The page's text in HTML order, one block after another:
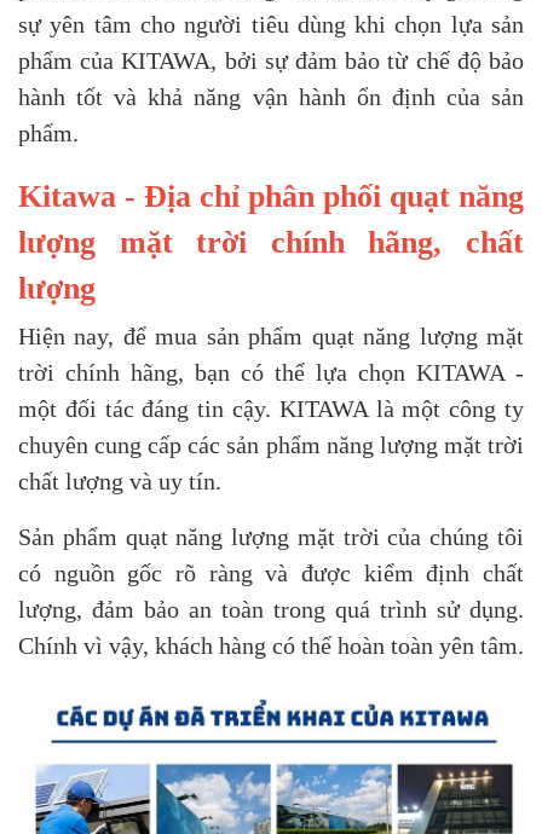
sự yên tâm cho người tiêu dùng khi chọn lựa sản
phẩm của KITAWA, bởi sự đảm bảo từ chế độ bảo
hành tốt và khả năng vận hành ổn định của sản
phẩm.
Kitawa - Địa chỉ phân phối quạt năng
lượng mặt trời chính hãng, chất
lượng
Hiện nay, để mua sản phẩm quạt năng lượng mặt
trời chính hãng, bạn có thể lựa chọn KITAWA -
một đối tác đáng tin cậy. KITAWA là một công ty
chuyên cung cấp các sản phẩm năng lượng mặt trời
chất lượng và uy tín.
Sản phẩm quạt năng lượng mặt trời của chúng tôi
có nguồn gốc rõ ràng và được kiểm định chất
lượng, đảm bảo an toàn trong quá trình sử dụng.
Chính vì vậy, khách hàng có thể hoàn toàn yên tâm.